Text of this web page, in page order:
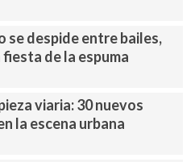
se despide entre bailes,
de la espuma
viaria: 30 nuevos
la escena urbana